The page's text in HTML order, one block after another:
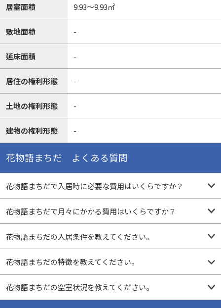
居室面積 9.93～9.93㎡
敷地面積 -
延床面積 -
居住の権利形態 -
土地の権利形態 -
建物の権利形態 -
花物語まちだ よくある質問
花物語まちだで入居時に必要な費用はいくらですか？
花物語まちだで月々にかかる費用はいくらですか？
花物語まちだの入居条件を教えてください。
花物語まちだの特徴を教えてください。
花物語まちだの空室状況を教えてください。